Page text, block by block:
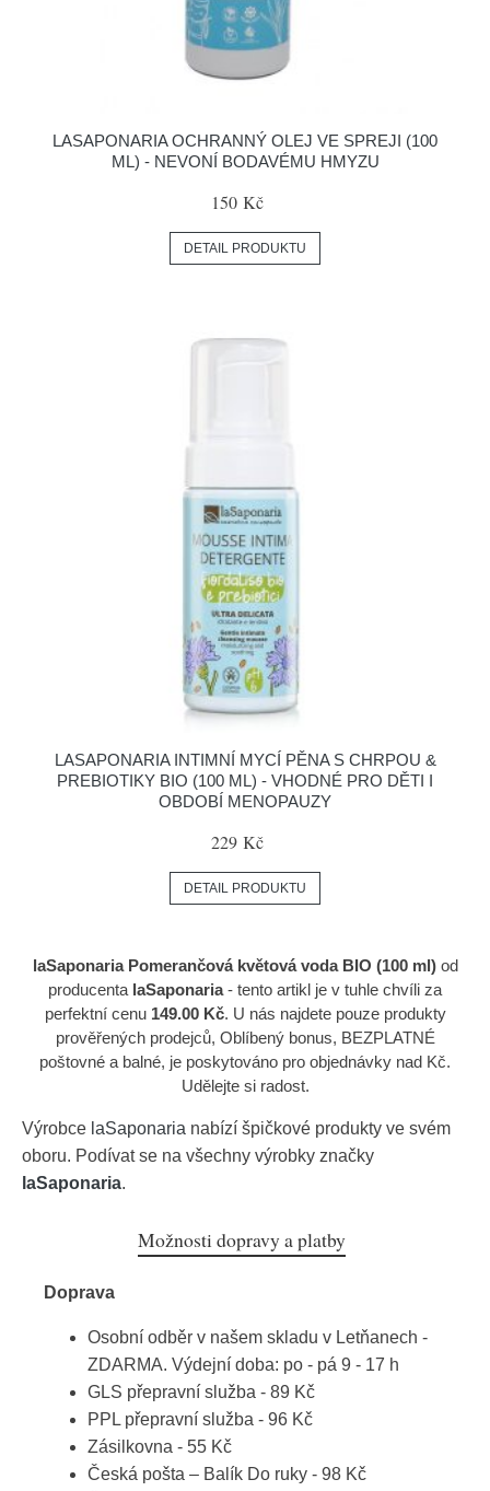
LASAPONARIA OCHRANNÝ OLEJ VE SPREJI (100
ML) - NEVONÍ BODAVÉMU HMYZU
150 Kč
DETAIL PRODUKTU
LASAPONARIA INTIMNÍ MYCÍ PĚNA S CHRPOU &
PREBIOTIKY BIO (100 ML) - VHODNÉ PRO DĚTI I
OBDOBÍ MENOPAUZY
229 Kč
DETAIL PRODUKTU
laSaponaria Pomerančová květová voda BIO (100 ml)od
producenta laSaponaria- tento artikl je v tuhle chvíli za
perfektní cenu 149.00 Kč. U nás najdete pouze produkty
prověřených prodejců, Oblíbený bonus, BEZPLATNÉ
poštovné a balné, je poskytováno pro objednávky nad Kč.
Udělejte si radost.
Výrobce laSaponaria nabízí špičkové produkty ve svém
oboru. Podívat se na všechny výrobky značky
laSaponaria.
Možnosti dopravy a platby
Doprava
Osobní odběr v našem skladu v Letňanech -
ZDARMA. Výdejní doba: po - pá 9 - 17 h
GLS přepravní služba - 89 Kč
PPL přepravní služba - 96 Kč
Zásilkovna - 55 Kč
Česká pošta – Balík Do ruky - 98 Kč